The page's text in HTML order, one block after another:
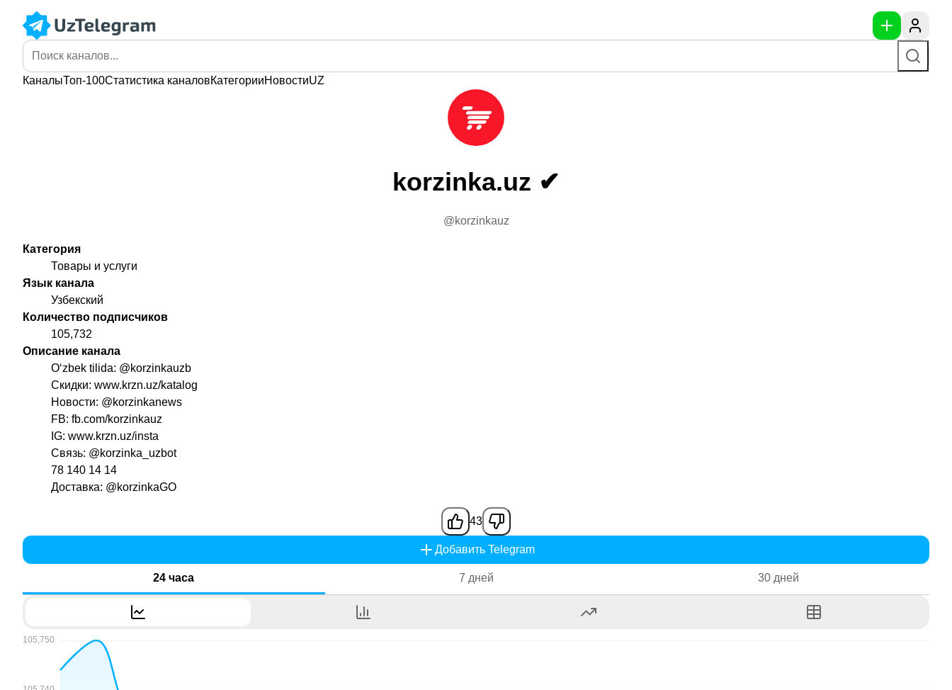
КаналыТоп-100Статистика каналовКатегорииНовостиUZ
korzinka.uz ✔
@korzinkauz
Категория
Товары и услуги
Язык канала
Узбекский
Количество подписчиков
105,732
Описание канала
O‘zbek tilida: @korzinkauzb
Скидки: www.krzn.uz/katalog
Новости: @korzinkanews
FB: fb.com/korzinkauz
IG: www.krzn.uz/insta
Связь: @korzinka_uzbot
78 140 14 14
Доставка: @korzinkaGO
43
Добавить Telegram
24 часа 7 дней 30 дней